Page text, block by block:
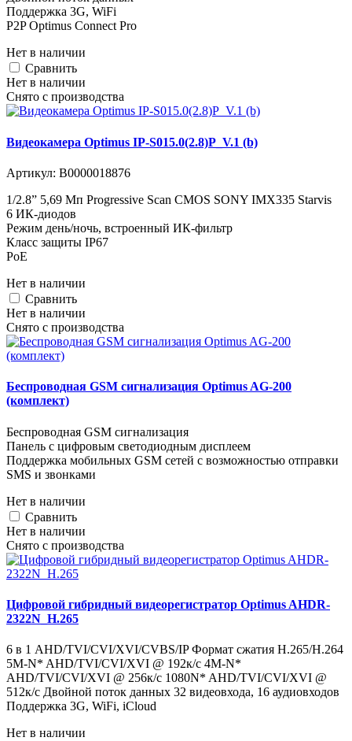
Поддержка 3G, WiFi
P2P Optimus Connect Pro
Нет в наличии
Cравнить
Нет в наличии
Снято с производства
Видеокамера Optimus IP-S015.0(2.8)P_V.1 (b)
Артикул: В0000018876
1/2.8” 5,69 Мп Progressive Scan CMOS SONY IMX335 Starvis
6 ИК-диодов
Режим день/ночь, встроенный ИК-фильтр
Класс защиты IР67
PoE
Нет в наличии
Cравнить
Нет в наличии
Снято с производства
Беспроводная GSM сигнализация Optimus AG-200
(комплект)
Беспроводная GSM сигнализация
Панель с цифровым светодиодным дисплеем
Поддержка мобильных GSM сетей с возможностью отправки
SMS и звонками
Нет в наличии
Cравнить
Нет в наличии
Снято с производства
Цифровой гибридный видеорегистратор Optimus AHDR-
2322N_H.265
6 в 1 AHD/TVI/CVI/XVI/CVBS/IP Формат сжатия H.265/H.264
5M-N* AHD/TVI/CVI/XVI @ 192к/с 4M-N*
AHD/TVI/CVI/XVI @ 256к/с 1080N* AHD/TVI/CVI/XVI @
512к/с Двойной поток данных 32 видеовхода, 16 аудиовходов
Поддержка 3G, WiFi, iCloud
Нет в наличии